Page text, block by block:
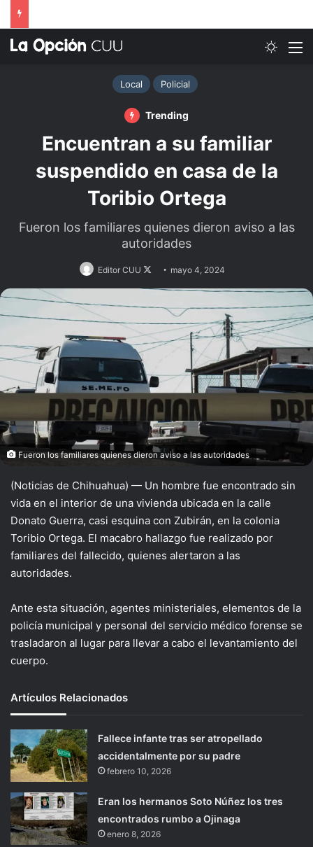
Local Policial
Trending
Encuentran a su familiar
suspendido en casa de la
Toribio Ortega
Fueron los familiares quienes dieron aviso a las
autoridades
Editor CUU
Follow
on
mayo 4, 2024
Fueron los familiares quienes dieron aviso a las autoridades
(Noticias de Chihuahua) — Un hombre fue encontrado sin
vida en el interior de una vivienda ubicada en la calle
Donato Guerra, casi esquina con Zubirán, en la colonia
Toribio Ortega. El macabro hallazgo fue realizado por
familiares del fallecido, quienes alertaron a las
autoridades.
Ante esta situación, agentes ministeriales, elementos de la
policía municipal y personal del servicio médico forense se
trasladaron al lugar para llevar a cabo el levantamiento del
cuerpo.
Artículos Relacionados
Fallece infante tras ser atropellado
accidentalmente por su padre
febrero 10, 2026
Eran los hermanos Soto Núñez los tres
encontrados rumbo a Ojinaga
enero 8, 2026